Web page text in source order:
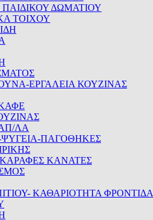
ΔΩΜΑΤΙΟΥ
ΤΟΙΧΟΥ
ΕΡΓΑΛΕΙΑ ΚΟΥΖΙΝΑΣ
ΛΑ
ΨΥΓΕΙΑ-ΠΑΓΟΘΗΚΕΣ
ΚΑΝΑΤΕΣ
ΚΑΘΑΡΙΟΤΗΤΑ ΦΡΟΝΤΙΔΑ